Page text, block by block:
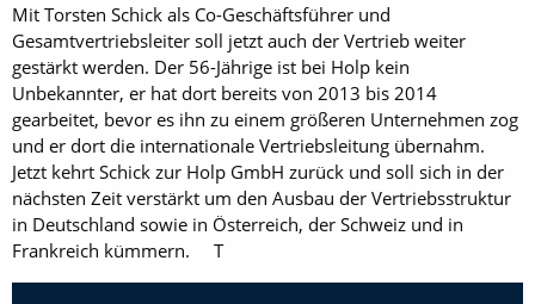
Mit Torsten Schick als Co-Geschäftsführer und
Gesamtvertriebsleiter soll jetzt auch der Vertrieb weiter
gestärkt werden. Der 56-Jährige ist bei Holp kein
Unbekannter, er hat dort bereits von 2013 bis 2014
gearbeitet, bevor es ihn zu einem größeren Unternehmen zog
und er dort die internationale Vertriebsleitung übernahm.
Jetzt kehrt Schick zur Holp GmbH zurück und soll sich in der
nächsten Zeit verstärkt um den Ausbau der Vertriebsstruktur
in Deutschland sowie in Österreich, der Schweiz und in
Frankreich kümmern. T